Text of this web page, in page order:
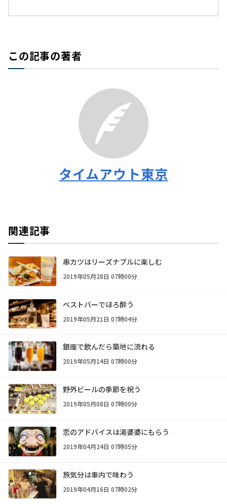
この記事の著者
タイムアウト東京
関連記事
串カツはリーズナブルに楽しむ
2019年05月28日 07時00分
ベストバーでほろ酔う
2019年05月21日 07時04分
銀座で飲んだら築地に流れる
2019年05月14日 07時00分
野外ビールの季節を祝う
2019年05月08日 07時00分
恋のアドバイスは湯婆婆にもらう
2019年04月24日 07時05分
旅気分は車内で味わう
2019年04月16日 07時02分